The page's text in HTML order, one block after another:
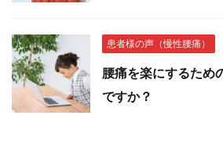
患者様の声（慢性腰痛）
腰痛を楽にするため
ですか？